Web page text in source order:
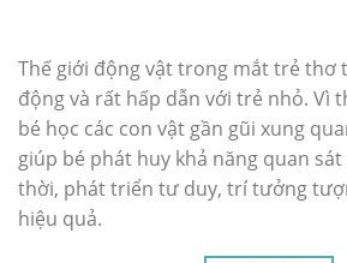
Thế giới động vật trong mắt trẻ thơ
động và rất hấp dẫn với trẻ nhỏ. Vì
bé học các con vật gần gũi xung
giúp bé phát huy khả năng quan
thời, phát triển tư duy, trí tưởng
hiệu quả.